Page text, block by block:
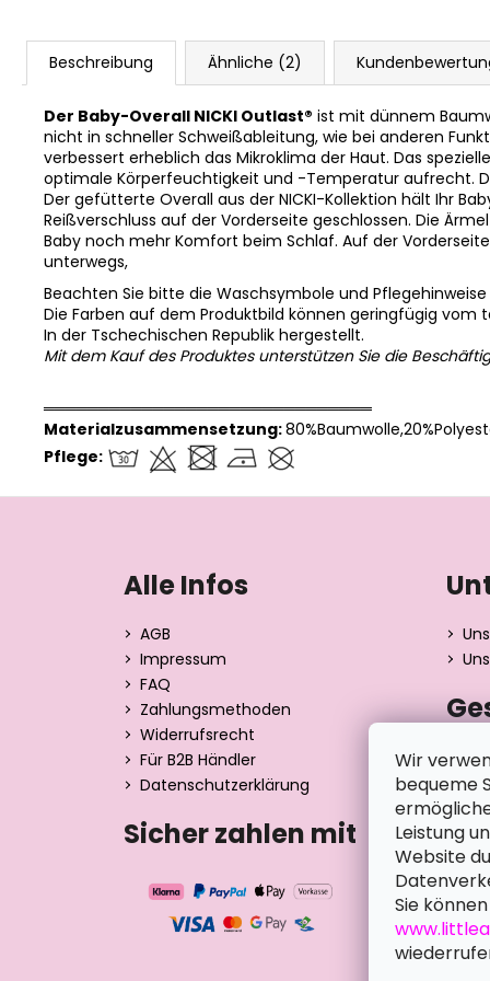
Wir
bequeme
Leistung
Website
Sie
Beschreibung Ähnliche (2)
Der Baby-Overall NICKI Outlast® ist mit dünnem
nicht in schneller Schweißableitung, wie bei anderen
verbessert erheblich das Mikroklima der Haut. Das
optimale Körperfeuchtigkeit und -Temperatur aufrecht.
Der gefütterte Overall aus der NICKI-Kollektion hält Ihr
Reißverschluss auf der Vorderseite geschlossen. Die
Baby noch mehr Komfort beim Schlaf. Auf der
unterwegs,
Beachten Sie bitte die Waschsymbole und
Die Farben auf dem Produktbild können geringfügig vom
In der Tschechischen Republik hergestellt.
Mit dem Kauf des Produktes unterstützen Sie die
══════════════════════════════
Materialzusammensetzung:
Pflege:
Alle Infos
AGB
Impressum
FAQ
Zahlungsmethoden
Widerrufsrecht
Für B2B Händler
Datenschutzerklärung
Sicher zahlen mit
Dita
390